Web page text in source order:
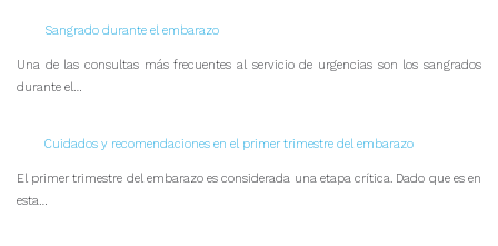
Sangrado durante el embarazo
Una de las consultas más frecuentes al servicio de urgencias son los sangrados
durante el…
Cuidados y recomendaciones en el primer trimestre del embarazo
El primer trimestre del embarazo es considerada una etapa crítica. Dado que es en
esta…